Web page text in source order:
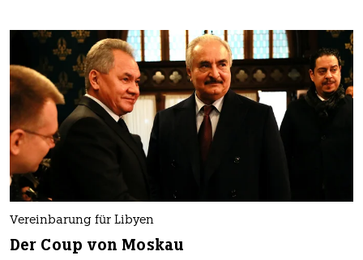
Vereinbarung für Libyen
Der Coup von Moskau